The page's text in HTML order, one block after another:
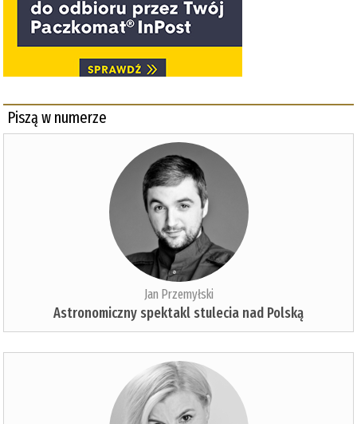
Piszą w numerze
Jan Przemyłski
Astronomiczny spektakl stulecia nad Polską